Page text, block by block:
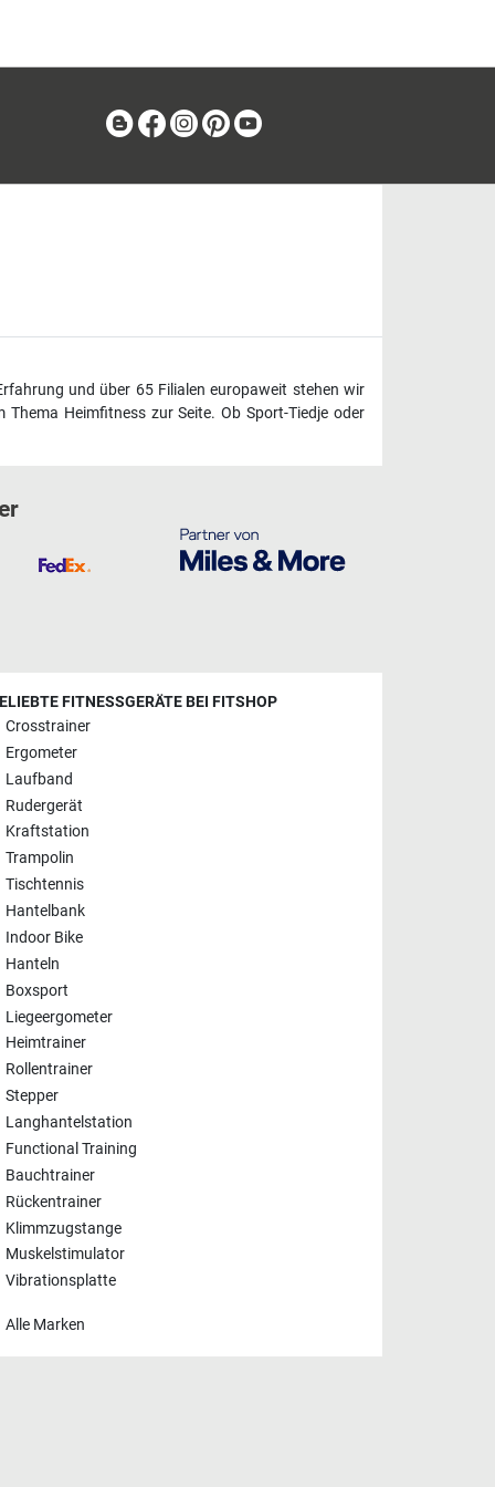
BlogFacebook
Instagram
Pinterest
und über 65 Filialen europaweit stehen wir
Heimfitness zur Seite. Ob Sport-Tiedje oder
FITNESSGERÄTE BEI FITSHOP
Crosstrainer
Ergometer
Laufband
Rudergerät
Kraftstation
Trampolin
Tischtennis
Hantelbank
Indoor Bike
Hanteln
Boxsport
Liegeergometer
Heimtrainer
Rollentrainer
Stepper
Langhantelstation
Functional Training
Bauchtrainer
Rückentrainer
Klimmzugstange
Muskelstimulator
Vibrationsplatte
Alle Marken